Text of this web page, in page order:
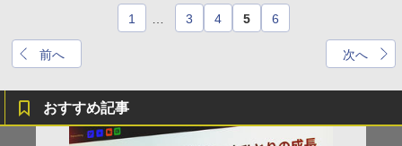
前へ
1 3 4 5 6
次へ
おすすめ記事